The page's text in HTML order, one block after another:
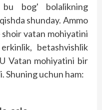
bog' bolalikning
shunday. Ammo
vatan mohiyatini
betashvishlik
Vatan mohiyatini bir
Shuning uchun ham: